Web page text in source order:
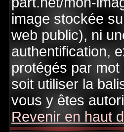
image stockée
web public), ni
authentification,
protégés par
soit utiliser la
vous y êtes
Revenir en haut